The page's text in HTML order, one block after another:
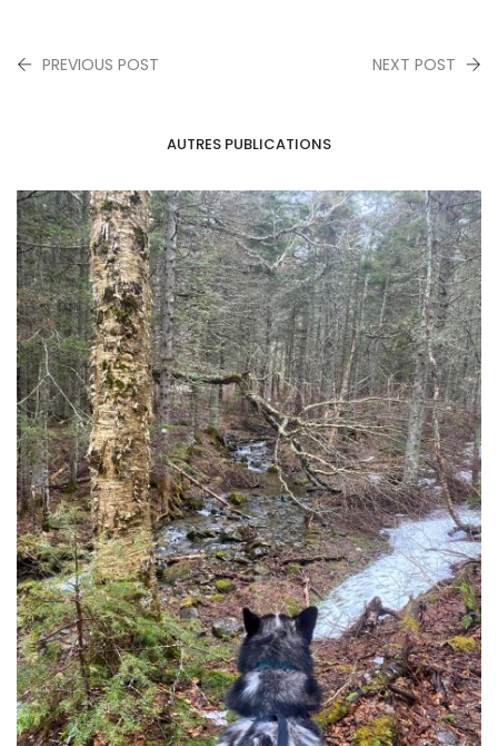
PREVIOUS POST NEXT POST
AUTRES PUBLICATIONS